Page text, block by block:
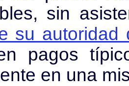
sin
su autoridad
pagos
en una